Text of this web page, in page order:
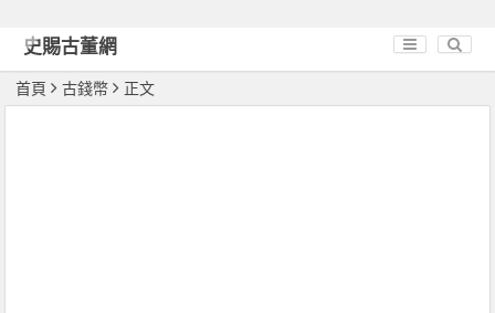
史賜古董網
首頁 古錢幣 正文